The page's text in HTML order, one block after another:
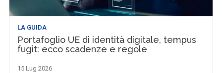
LA GUIDA
Portafoglio UE di identità digitale, tempus
fugit: ecco scadenze e regole
15 Lug 2026